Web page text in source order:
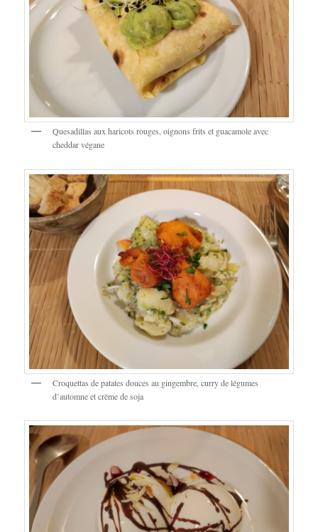
Quesadillas aux haricots rouges, oignons frits et guacamole avec
cheddar végane
Croquettas de patates douces au gingembre, curry de légumes
d’automne et crème de soja